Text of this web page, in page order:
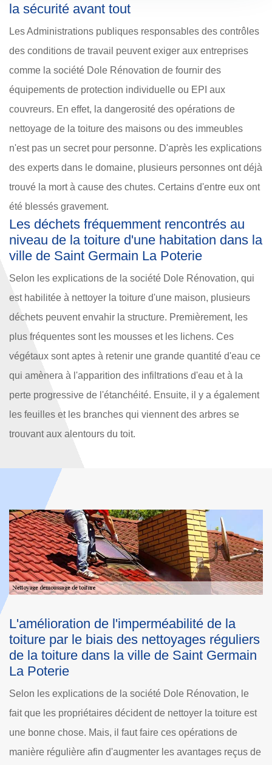
la sécurité avant tout
Les Administrations publiques responsables des contrôles
des conditions de travail peuvent exiger aux entreprises
comme la société Dole Rénovation de fournir des
équipements de protection individuelle ou EPI aux
couvreurs. En effet, la dangerosité des opérations de
nettoyage de la toiture des maisons ou des immeubles
n'est pas un secret pour personne. D'après les explications
des experts dans le domaine, plusieurs personnes ont déjà
trouvé la mort à cause des chutes. Certains d'entre eux ont
été blessés gravement.
Les déchets fréquemment rencontrés au
niveau de la toiture d'une habitation dans la
ville de Saint Germain La Poterie
Selon les explications de la société Dole Rénovation, qui
est habilitée à nettoyer la toiture d'une maison, plusieurs
déchets peuvent envahir la structure. Premièrement, les
plus fréquentes sont les mousses et les lichens. Ces
végétaux sont aptes à retenir une grande quantité d'eau ce
qui amènera à l'apparition des infiltrations d'eau et à la
perte progressive de l'étanchéité. Ensuite, il y a également
les feuilles et les branches qui viennent des arbres se
trouvant aux alentours du toit.
Les facteurs qui peuvent rendre très
dangereux le nettoyage de la toiture d'une
maison à Saint Germain La Poterie dans le
60650
Selon les explications de la société Dole Rénovation, il ne
faut en aucun cas oublier que tout travail qui s'effectue au
niveau de la toiture n'est pas sans risque. Cela est valable
pour les travaux de nettoyage et de démoussage de la